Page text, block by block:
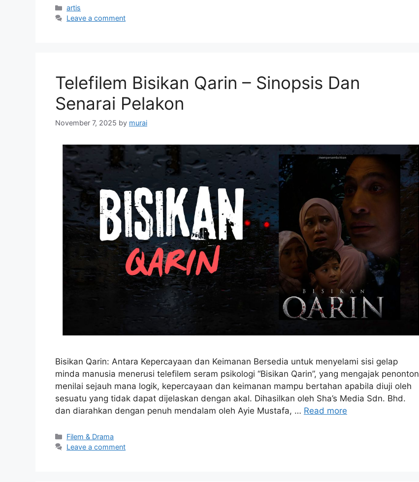
Categories
artis
Leave a comment
Telefilem Bisikan Qarin – Sinopsis Dan
Senarai Pelakon
November 7, 2025 by murai
Bisikan Qarin: Antara Kepercayaan dan Keimanan Bersedia untuk menyelami sisi gelap
minda manusia menerusi telefilem seram psikologi “Bisikan Qarin”, yang mengajak penonton
menilai sejauh mana logik, kepercayaan dan keimanan mampu bertahan apabila diuji oleh
sesuatu yang tidak dapat dijelaskan dengan akal. Dihasilkan oleh Sha’s Media Sdn. Bhd.
dan diarahkan dengan penuh mendalam oleh Ayie Mustafa, … Read more
Categories
Filem & Drama
Leave a comment